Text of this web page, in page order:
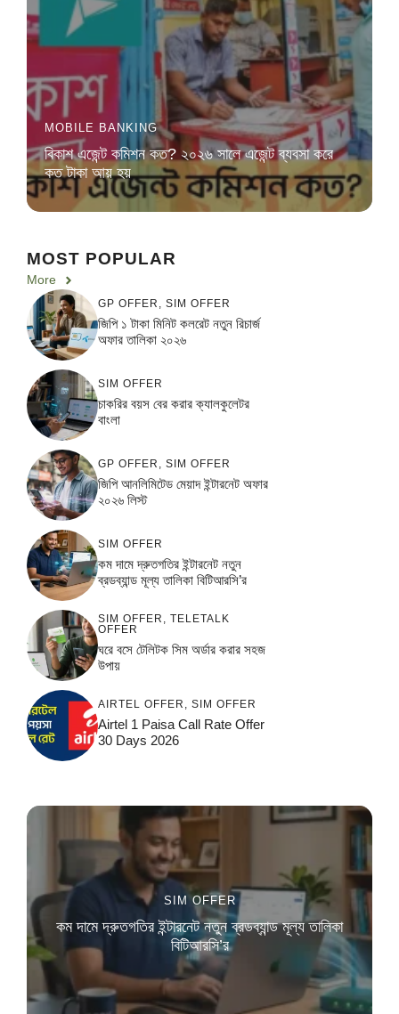
MOBILE BANKING
বিকাশ এজেন্ট কমিশন কত? ২০২৬ সালে এজেন্ট ব্যবসা করে
কত টাকা আয় হয়
MOST POPULAR
More
GP OFFER SIM OFFER
জিপি ১ টাকা মিনিট কলরেট নতুন রিচার্জ
অফার তালিকা ২০২৬
SIM OFFER
চাকরির বয়স বের করার ক্যালকুলেটর
বাংলা
GP OFFER SIM OFFER
জিপি আনলিমিটেড মেয়াদ ইন্টারনেট অফার
২০২৬ লিস্ট
SIM OFFER
কম দামে দ্রুতগতির ইন্টারনেট নতুন
ব্রডব্যান্ড মূল্য তালিকা বিটিআরসি’র
SIM OFFER
TELETALK
OFFER
ঘরে বসে টেলিটক সিম অর্ডার করার সহজ
উপায়
AIRTEL OFFER SIM OFFER
Airtel 1 Paisa Call Rate Offer
30 Days 2026
SIM OFFER
কম দামে দ্রুতগতির ইন্টারনেট নতুন ব্রডব্যান্ড মূল্য তালিকা
বিটিআরসি’র